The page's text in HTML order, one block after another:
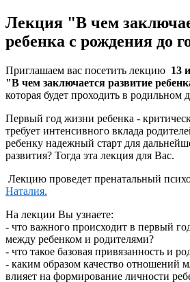
Лекция "В чем
ребенка с рождения до
Приглашаем вас посетить лекцию 13
"В чем заключается развитие
которая будет проходить в родильном
Первый год жизни ребенка -
требует интенсивного вклада
ребенку надежный старт для
развития? Тогда эта лекция для Вас.
Лекцию проведет пренатальный
Наталия.
На лекции Вы узнаете:
- что важного происходит в первый
между ребенком и родителями?
- что такое базовая привязанность и
- каким образом качество отношений
влияет на формирование личности